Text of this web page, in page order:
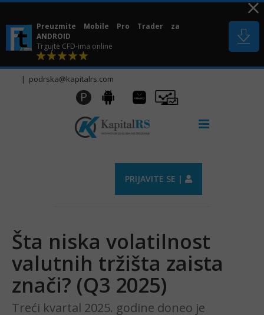
Skip
content
Preuzmite Mobile Pro Trader za
ANDROID
Trgujte CFD-ima online
| podrska@kapitalrs.com
P Android
Huawei
AppGallery
Pro
Trader
PRIJAVITE SE |
Šta niska volatilnost
valutnih tržišta zaista
znači? (Q3 2025)
Treći kvartal 2025. godine doneo je